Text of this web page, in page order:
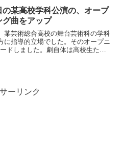
の某高校学科公演の、オープ
グ曲をアップ
芸術総合高校の舞台芸術科の学科
指導的立場でした。そのオープニ
ドしました。劇自体は高校生たち
ーリンク